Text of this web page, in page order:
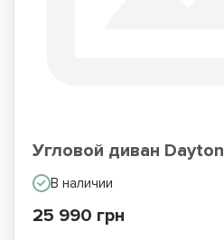
Угловой диван Dayton
В наличии
25 990 грн